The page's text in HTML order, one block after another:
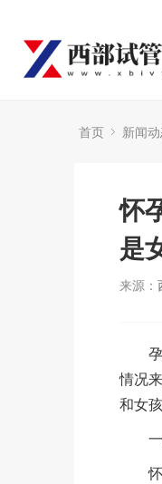
首页 新闻
怀
是
来源：
孕
情况
和女
一
怀